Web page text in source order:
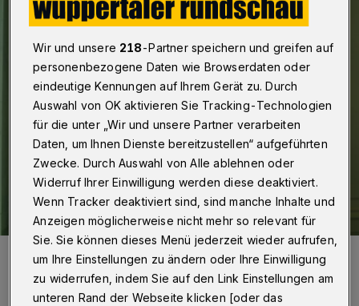
Foto: Bettina Osswald
Wir und unsere 218-Partner speichern und greifen auf
personenbezogene Daten wie Browserdaten oder
eindeutige Kennungen auf Ihrem Gerät zu. Durch
Auswahl von OK aktivieren Sie Tracking-Technologien
für die unter „Wir und unsere Partner verarbeiten
Daten, um Ihnen Dienste bereitzustellen“ aufgeführten
Zwecke. Durch Auswahl von Alle ablehnen oder
Widerruf Ihrer Einwilligung werden diese deaktiviert.
Wenn Tracker deaktiviert sind, sind manche Inhalte und
Anzeigen möglicherweise nicht mehr so relevant für
Sie. Sie können dieses Menü jederzeit wieder aufrufen,
um Ihre Einstellungen zu ändern oder Ihre Einwilligung
zu widerrufen, indem Sie auf den Link Einstellungen am
unteren Rand der Webseite klicken [oder das